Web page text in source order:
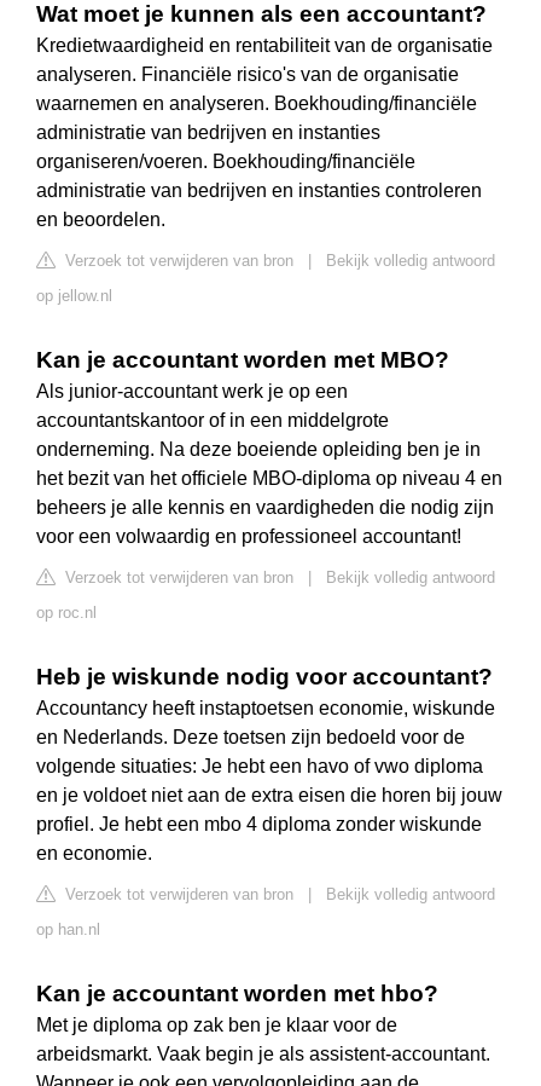
Wat moet je kunnen als een accountant?
Kredietwaardigheid en rentabiliteit van de organisatie
analyseren. Financiële risico's van de organisatie
waarnemen en analyseren. Boekhouding/financiële
administratie van bedrijven en instanties
organiseren/voeren. Boekhouding/financiële
administratie van bedrijven en instanties controleren
en beoordelen.
Verzoek tot verwijderen van bron
Bekijk volledig antwoord
op jellow.nl
Kan je accountant worden met MBO?
Als junior-accountant werk je op een
accountantskantoor of in een middelgrote
onderneming. Na deze boeiende opleiding ben je in
het bezit van het officiele MBO-diploma op niveau 4 en
beheers je alle kennis en vaardigheden die nodig zijn
voor een volwaardig en professioneel accountant!
Verzoek tot verwijderen van bron
Bekijk volledig antwoord
op roc.nl
Heb je wiskunde nodig voor accountant?
Accountancy heeft instaptoetsen economie, wiskunde
en Nederlands. Deze toetsen zijn bedoeld voor de
volgende situaties: Je hebt een havo of vwo diploma
en je voldoet niet aan de extra eisen die horen bij jouw
profiel. Je hebt een mbo 4 diploma zonder wiskunde
en economie.
Verzoek tot verwijderen van bron
Bekijk volledig antwoord
op han.nl
Kan je accountant worden met hbo?
Met je diploma op zak ben je klaar voor de
arbeidsmarkt. Vaak begin je als assistent-accountant.